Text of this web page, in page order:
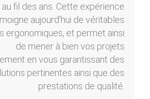
fil des ans. Cette expérience
aujourd’hui de véritables
ergonomiques, et permet ainsi
de mener à bien vos projets
en vous garantissant des
pertinentes ainsi que des
prestations de qualité.